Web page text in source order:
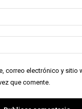
correo electrónico y sitio
que comente.